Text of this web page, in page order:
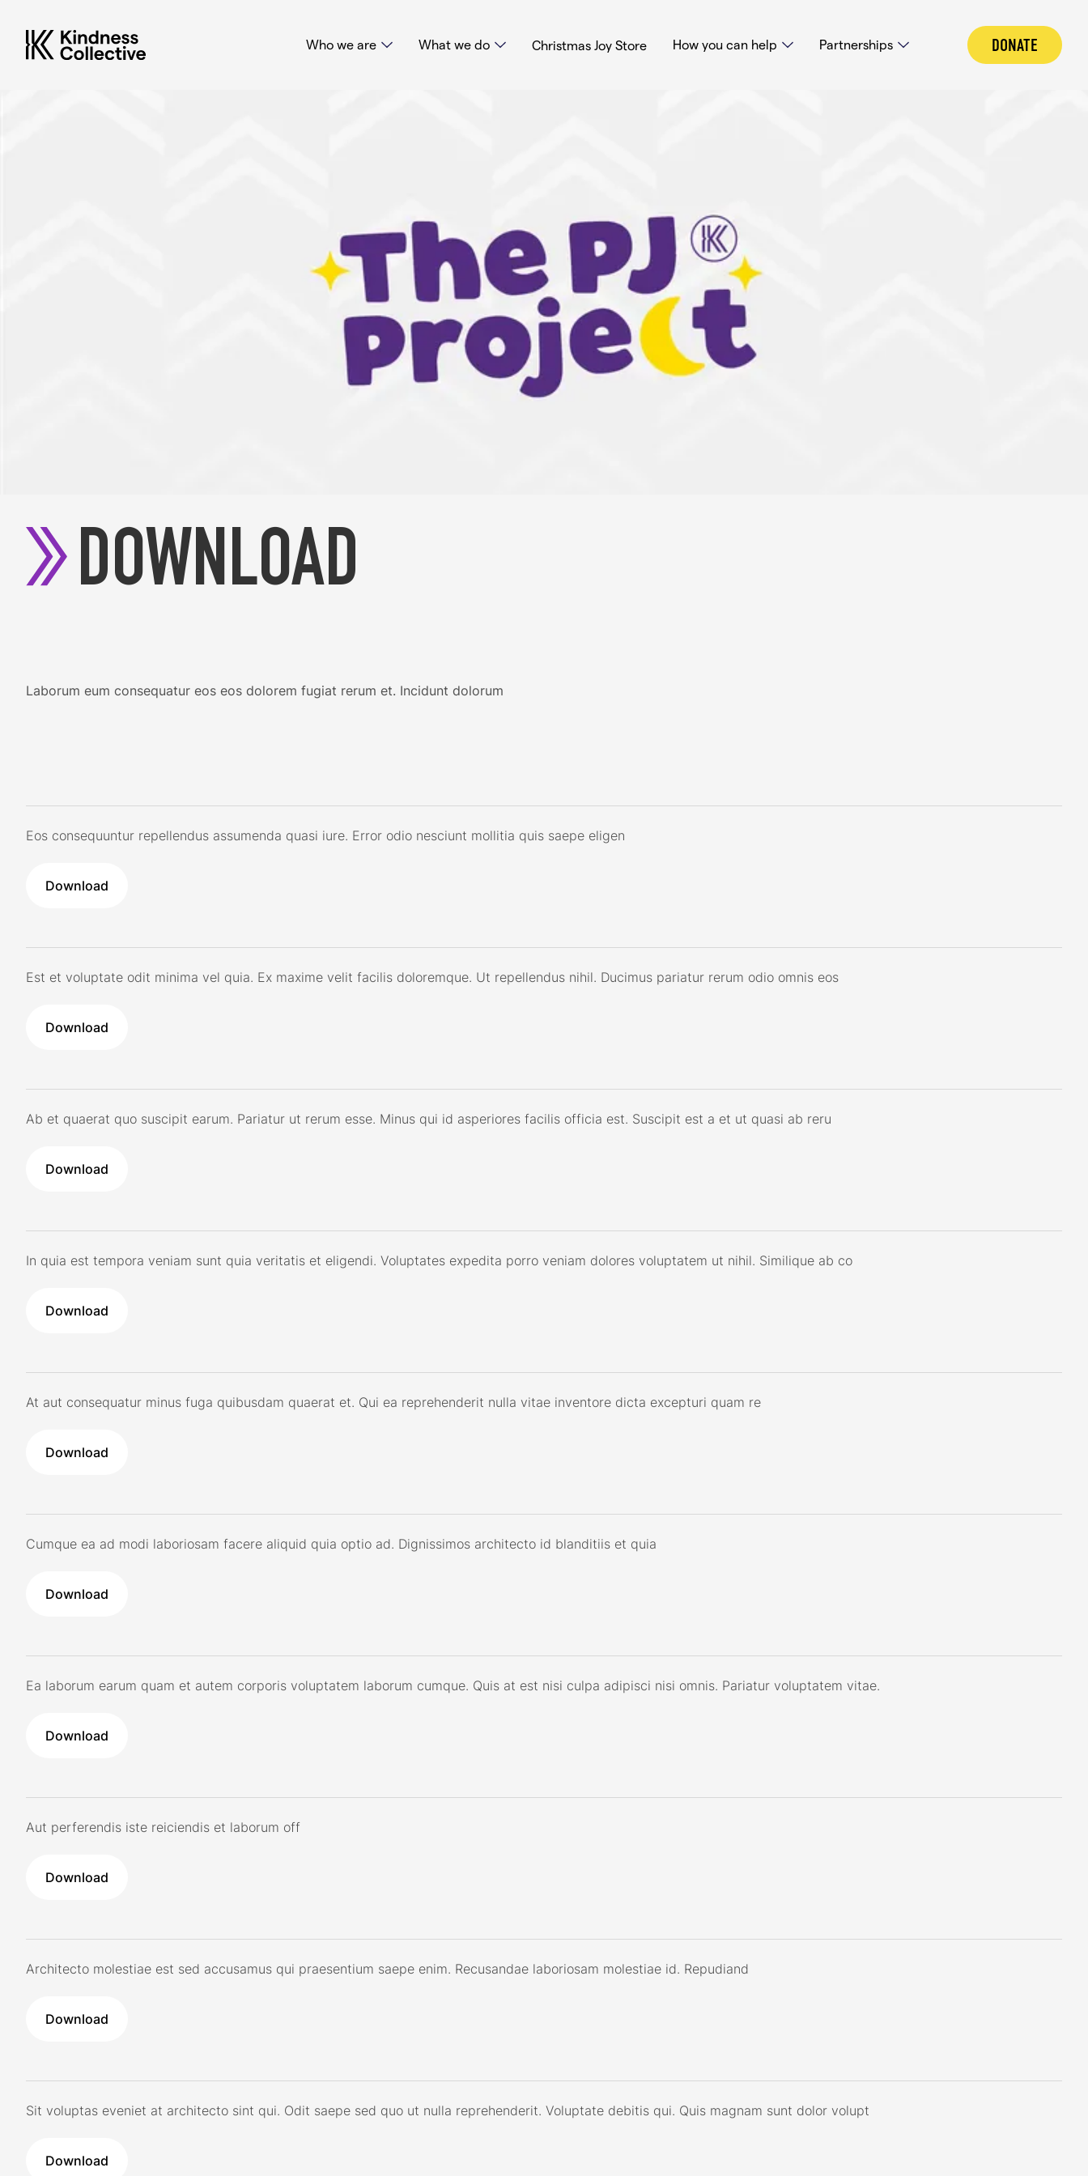
Who we are What we do Christmas Joy Store How you can help Partnerships DONATE
DOWNLOAD
Laborum eum consequatur eos eos dolorem fugiat rerum et. Incidunt dolorum
Eos consequuntur repellendus assumenda quasi iure. Error odio nesciunt mollitia quis saepe eligen
Download
Est et voluptate odit minima vel quia. Ex maxime velit facilis doloremque. Ut repellendus nihil. Ducimus pariatur rerum odio omnis eos
Download
Ab et quaerat quo suscipit earum. Pariatur ut rerum esse. Minus qui id asperiores facilis officia est. Suscipit est a et ut quasi ab reru
Download
In quia est tempora veniam sunt quia veritatis et eligendi. Voluptates expedita porro veniam dolores voluptatem ut nihil. Similique ab co
Download
At aut consequatur minus fuga quibusdam quaerat et. Qui ea reprehenderit nulla vitae inventore dicta excepturi quam re
Download
Cumque ea ad modi laboriosam facere aliquid quia optio ad. Dignissimos architecto id blanditiis et quia
Download
Ea laborum earum quam et autem corporis voluptatem laborum cumque. Quis at est nisi culpa adipisci nisi omnis. Pariatur voluptatem vitae.
Download
Aut perferendis iste reiciendis et laborum off
Download
Architecto molestiae est sed accusamus qui praesentium saepe enim. Recusandae laboriosam molestiae id. Repudiand
Download
Sit voluptas eveniet at architecto sint qui. Odit saepe sed quo ut nulla reprehenderit. Voluptate debitis qui. Quis magnam sunt dolor volupt
Download